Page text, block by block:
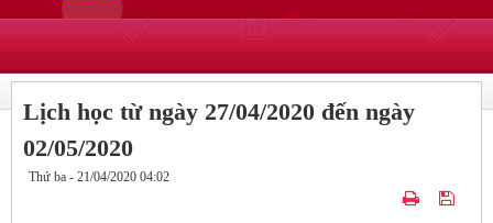
Lịch học từ ngày 27/04/2020 đến ngày
02/05/2020
Thứ ba - 21/04/2020 04:02